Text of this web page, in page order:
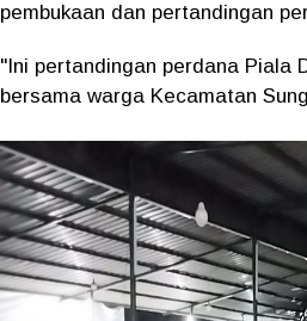
pembukaan dan pertandingan
"Ini pertandingan perdana Piala
bersama warga Kecamatan